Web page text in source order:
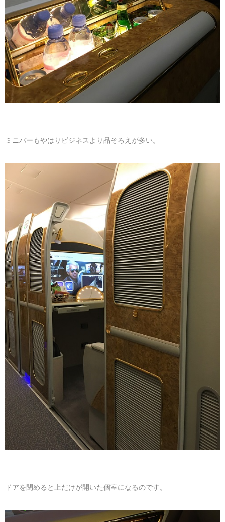
ミニバーもやはりビジネスより品そろえが多い。
ドアを閉めると上だけが開いた個室になるのです。